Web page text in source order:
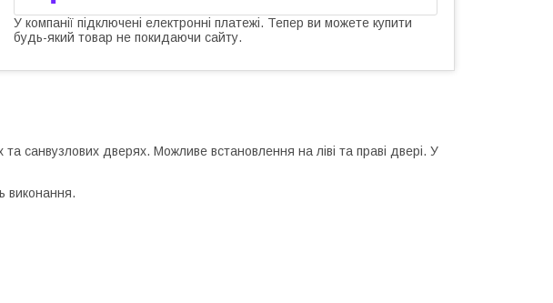
У компанії підключені електронні платежі. Тепер ви можете купити
будь-який товар не покидаючи сайту.
санвузлових дверях. Можливе встановлення на ліві та праві двері. У
виконання.